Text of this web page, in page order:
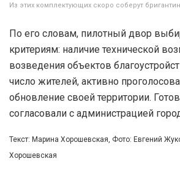
Из этих комплектующих скоро соберут
По его словам, пилотный двор
критериям: наличие технической
возведения объектов
число жителей, активно
обновление своей территории.
согласовали с администрацией
Текст: Марина Хорошевская, Фото: Евгений
Хорошевская